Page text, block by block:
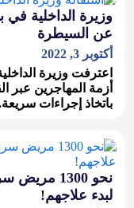
وزيرة الداخلية
عن السيطرة
أكتوبر 3, 2022
اعترفت وزيرة
أزمة المهاجرين عبر
باتخاذ إجراءات
لبدء علاجهم!